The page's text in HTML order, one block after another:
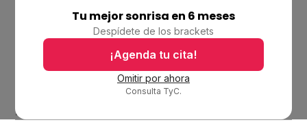
Tu mejor sonrisa en 6 meses
Despídete de los brackets
¡Agenda tu cita!
Omitir por ahora
Consulta TyC.
Alineadores invisibles